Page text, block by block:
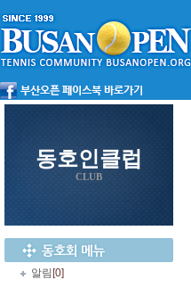
동호인클럽
CLUB
알림 [0]